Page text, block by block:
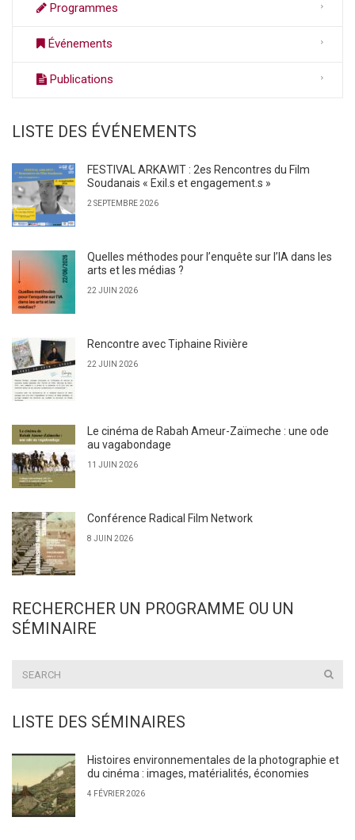
Programmes
Événements
Publications
LISTE DES ÉVÉNEMENTS
FESTIVAL ARKAWIT : 2es Rencontres du Film
Soudanais « Exil.s et engagement.s »
2 SEPTEMBRE 2026
Quelles méthodes pour l’enquête sur l’IA dans les
arts et les médias ?
22 JUIN 2026
Rencontre avec Tiphaine Rivière
22 JUIN 2026
Le cinéma de Rabah Ameur-Zaïmeche : une ode
au vagabondage
11 JUIN 2026
Conférence Radical Film Network
8 JUIN 2026
RECHERCHER UN PROGRAMME OU UN
SÉMINAIRE
LISTE DES SÉMINAIRES
Histoires environnementales de la photographie et
du cinéma : images, matérialités, économies
4 FÉVRIER 2026